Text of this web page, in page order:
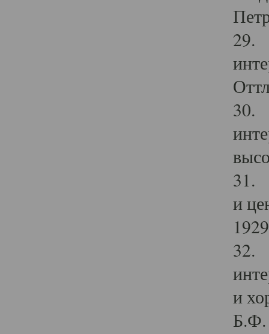
29.
30.
31.
и
32.
и
Б.Ф.